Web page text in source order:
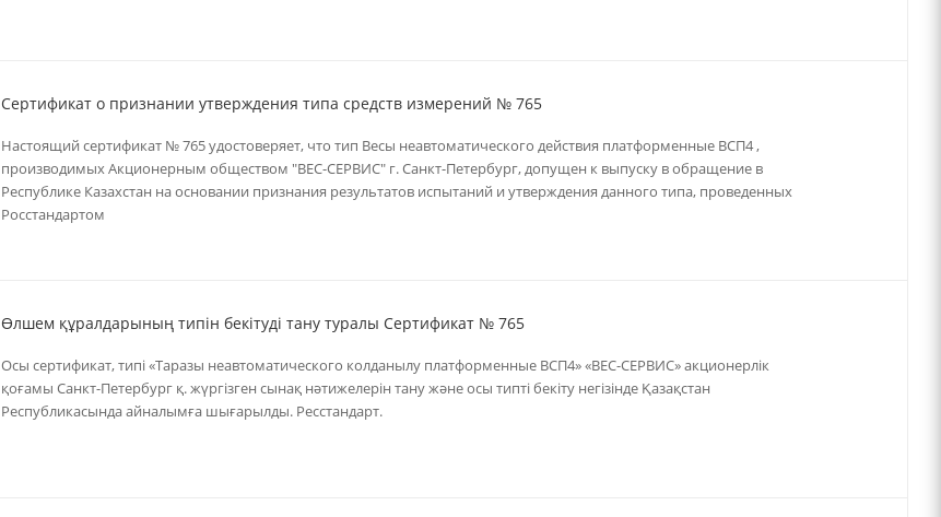
Сертификат о признании утверждения типа средств измерений № 765
Настоящий сертификат № 765 удостоверяет, что тип Весы неавтоматического действия платформенные ВСП4 ,
производимых Акционерным обществом "ВЕС-СЕРВИС" г. Санкт-Петербург, допущен к выпуску в обращение в
Республике Казахстан на основании признания результатов испытаний и утверждения данного типа, проведенных
Росстандартом
Өлшем құралдарының типін бекітуді тану туралы Сертификат № 765
Осы сертификат, типi «Таразы неавтоматического колданылу платформенные ВСП4» «ВЕС-СЕРВИС» акционерлік
қоғамы Санкт-Петербург қ. жүргізген сынақ нәтижелерін тану және осы типтi бекiту негiзiнде Қазақстан
Республикасында айналымға шығарылды. Ресстандарт.